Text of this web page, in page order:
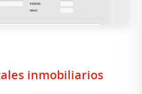
inmobiliarios